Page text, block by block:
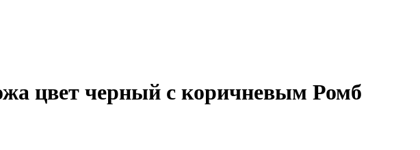
цвет черный с коричневым Ромб